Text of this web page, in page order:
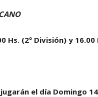
Hs. (2º División) y 16.00
el día Domingo